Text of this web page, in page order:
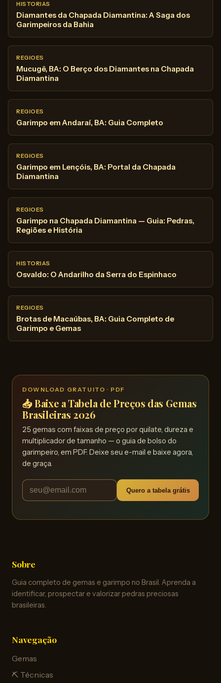
HISTORIAS
Diamantes da Chapada Diamantina: A Saga dos
Garimpeiros da Bahia
REGIOES
Mucugê, BA: O Berço dos Diamantes na Chapada
Diamantina
REGIOES
Garimpo em Andaraí, BA: Guia Completo
REGIOES
Garimpo em Lençóis, BA: Portal da Chapada
Diamantina
REGIOES
Garimpo na Chapada Diamantina — Guia: Pedras,
Regiões e História
HISTORIAS
Osvaldo: O Andarilho da Serra do Espinhaco
REGIOES
Brotas de Macaúbas, BA: Guia Completo de
Garimpo e Gemas
DOWNLOAD GRATUITO · PDF
📥 Baixe a Tabela de Preços das Gemas
Brasileiras 2026
25 gemas com faixas de preço por quilate, dureza e
multiplicador de tamanho — o guia de bolso do
garimpeiro, em PDF. Deixe seu e-mail e baixe agora,
de graça.
Quero a tabela grátis
Sobre
Guia completo de gemas e garimpo no Brasil. Aprenda a
identificar, prospectar e valorizar pedras preciosas
brasileiras.
Navegação
Gemas
⛏️ Técnicas